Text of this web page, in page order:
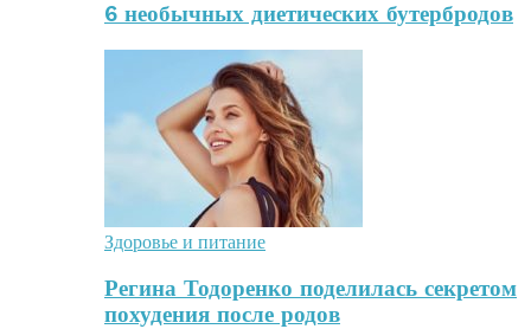
6 необычных диетических бутербродов
Здоровье и питание
Регина Тодоренко поделилась секретом
похудения после родов